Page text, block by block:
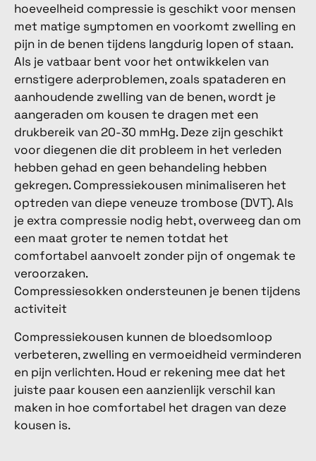
hoeveelheid compressie is geschikt voor mensen
met matige symptomen en voorkomt zwelling en
pijn in de benen tijdens langdurig lopen of staan.
Als je vatbaar bent voor het ontwikkelen van
ernstigere aderproblemen, zoals spataderen en
aanhoudende zwelling van de benen, wordt je
aangeraden om kousen te dragen met een
drukbereik van 20-30 mmHg. Deze zijn geschikt
voor diegenen die dit probleem in het verleden
hebben gehad en geen behandeling hebben
gekregen. Compressiekousen minimaliseren het
optreden van diepe veneuze trombose (DVT). Als
je extra compressie nodig hebt, overweeg dan om
een ​​maat groter te nemen totdat het
comfortabel aanvoelt zonder pijn of ongemak te
veroorzaken.
Compressiesokken ondersteunen je benen tijdens
activiteit
Compressiekousen kunnen de bloedsomloop
verbeteren, zwelling en vermoeidheid verminderen
en pijn verlichten. Houd er rekening mee dat het
juiste paar kousen een aanzienlijk verschil kan
maken in hoe comfortabel het dragen van deze
kousen is.